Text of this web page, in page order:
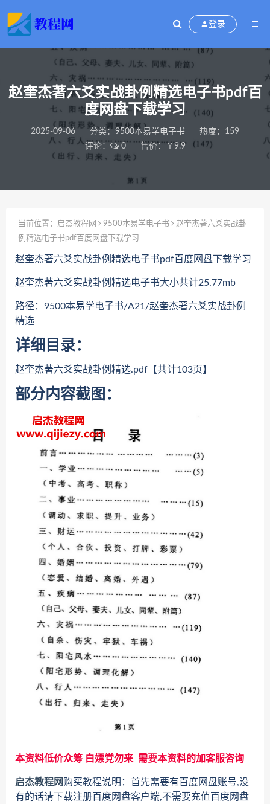
登录
赵奎杰著六爻实战卦例精选电子书pdf百
度网盘下载学习
2025-09-06 分类： 9500本易学电子书
热度：159
评论：
0 售价：￥9.9
当前位置： 启杰教程网 9500本易学电子书
赵奎杰著六爻实战卦
例精选电子书pdf百度网盘下载学习
赵奎杰著六爻实战卦例精选电子书pdf百度网盘下载学习
赵奎杰著六爻实战卦例精选电子书大小共计25.77mb
路径：9500本易学电子书/A21/赵奎杰著六爻实战卦例
精选
详细目录：
赵奎杰著六爻实战卦例精选.pdf【共计103页】
部分内容截图：
本资料低价众筹 白嫖党勿来 需要本资料的加客服咨询
启杰教程网购买教程说明：首先需要有百度网盘账号,没
有的话请下载注册百度网盘客户端,不需要充值百度网盘